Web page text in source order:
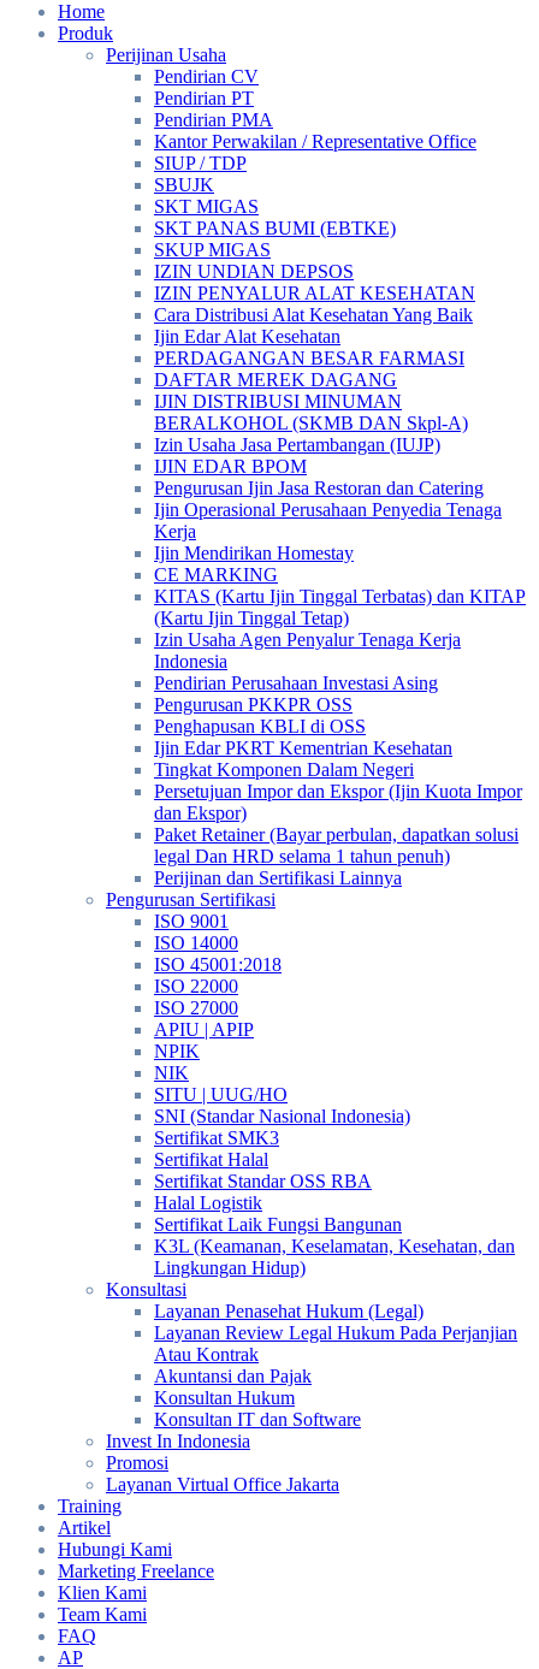
Home
Produk
Perijinan Usaha
Pendirian CV
Pendirian PT
Pendirian PMA
Kantor Perwakilan / Representative Office
SIUP / TDP
SBUJK
SKT MIGAS
SKT PANAS BUMI (EBTKE)
SKUP MIGAS
IZIN UNDIAN DEPSOS
IZIN PENYALUR ALAT KESEHATAN
Cara Distribusi Alat Kesehatan Yang Baik
Ijin Edar Alat Kesehatan
PERDAGANGAN BESAR FARMASI
DAFTAR MEREK DAGANG
IJIN DISTRIBUSI MINUMAN
BERALKOHOL (SKMB DAN Skpl-A)
Izin Usaha Jasa Pertambangan (IUJP)
IJIN EDAR BPOM
Pengurusan Ijin Jasa Restoran dan Catering
Ijin Operasional Perusahaan Penyedia Tenaga
Kerja
Ijin Mendirikan Homestay
CE MARKING
KITAS (Kartu Ijin Tinggal Terbatas) dan KITAP
(Kartu Ijin Tinggal Tetap)
Izin Usaha Agen Penyalur Tenaga Kerja
Indonesia
Pendirian Perusahaan Investasi Asing
Pengurusan PKKPR OSS
Penghapusan KBLI di OSS
Ijin Edar PKRT Kementrian Kesehatan
Tingkat Komponen Dalam Negeri
Persetujuan Impor dan Ekspor (Ijin Kuota Impor
dan Ekspor)
Paket Retainer (Bayar perbulan, dapatkan solusi
legal Dan HRD selama 1 tahun penuh)
Perijinan dan Sertifikasi Lainnya
Pengurusan Sertifikasi
ISO 9001
ISO 14000
ISO 45001:2018
ISO 22000
ISO 27000
APIU | APIP
NPIK
NIK
SITU | UUG/HO
SNI (Standar Nasional Indonesia)
Sertifikat SMK3
Sertifikat Halal
Sertifikat Standar OSS RBA
Halal Logistik
Sertifikat Laik Fungsi Bangunan
K3L (Keamanan, Keselamatan, Kesehatan, dan
Lingkungan Hidup)
Konsultasi
Layanan Penasehat Hukum (Legal)
Layanan Review Legal Hukum Pada Perjanjian
Atau Kontrak
Akuntansi dan Pajak
Konsultan Hukum
Konsultan IT dan Software
Invest In Indonesia
Promosi
Layanan Virtual Office Jakarta
Training
Artikel
Hubungi Kami
Marketing Freelance
Klien Kami
Team Kami
FAQ
AP